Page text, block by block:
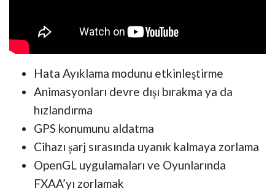
Hata Ayıklama modunu etkinleştirme
Animasyonları devre dışı bırakma ya da
hızlandırma
GPS konumunu aldatma
Cihazı şarj sırasında uyanık kalmaya zorlama
OpenGL uygulamaları ve Oyunlarında
FXAA’yı zorlamak